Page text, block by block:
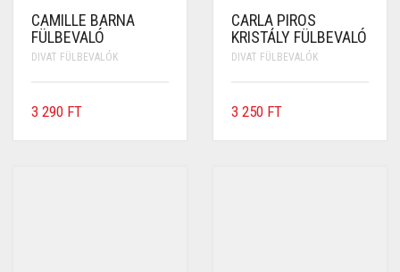
CAMILLE BARNA
FÜLBEVALÓ
DIVAT FÜLBEVALÓK
3 290 FT
CARLA PIROS
KRISTÁLY FÜLBEVALÓ
DIVAT FÜLBEVALÓK
3 250 FT